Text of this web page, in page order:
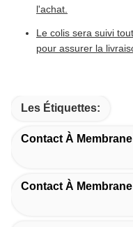
l'achat.
Le colis sera suivi
pour assurer la
Les Étiquettes:
Contact À
Contact À